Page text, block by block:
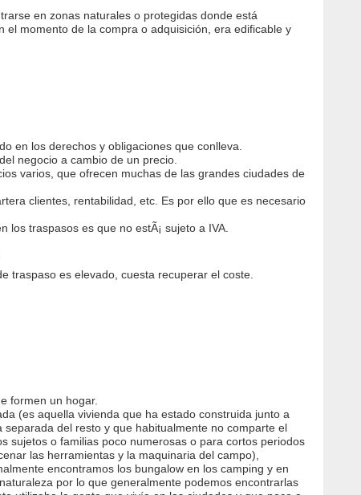
en zonas naturales o protegidas donde está
momento de la compra o adquisición, era edificable y
en los derechos y obligaciones que conlleva.
negocio a cambio de un precio.
varios, que ofrecen muchas de las grandes ciudades de
clientes, rentabilidad, etc. Es por ello que es necesario
traspasos es que no estÃ¡ sujeto a IVA.
traspaso es elevado, cuesta recuperar el coste.
formen un hogar.
(es aquella vivienda que ha estado construida junto a
del resto y que habitualmente no comparte el
sujetos o familias poco numerosas o para cortos periodos
las herramientas y la maquinaria del campo),
encontramos los bungalow en los camping y en
por lo que generalmente podemos encontrarlas